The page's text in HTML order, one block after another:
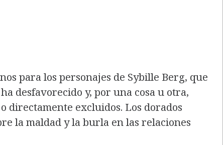
para los personajes de Sybille Berg, que
desfavorecido y, por una cosa u otra,
directamente excluidos. Los dorados
la maldad y la burla en las relaciones